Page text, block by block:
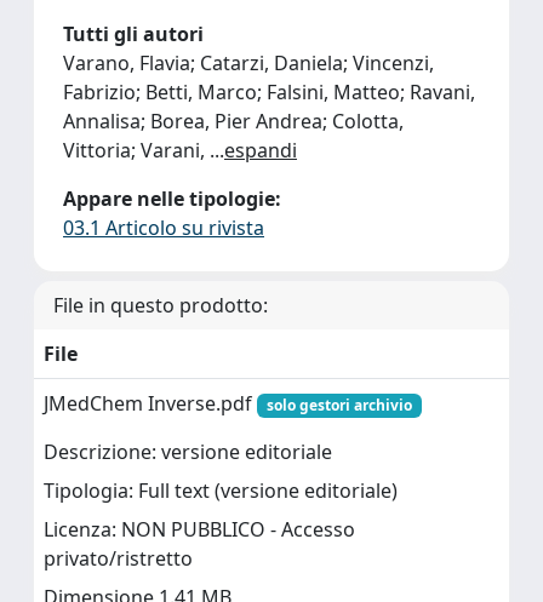
Tutti gli autori
Varano, Flavia; Catarzi, Daniela; Vincenzi,
Fabrizio; Betti, Marco; Falsini, Matteo; Ravani,
Annalisa; Borea, Pier Andrea; Colotta,
Vittoria; Varani, ...espandi
Appare nelle tipologie:
03.1 Articolo su rivista
File in questo prodotto:
File
JMedChem Inverse.pdf
solo gestori archivio
Descrizione: versione editoriale
Tipologia: Full text (versione editoriale)
Licenza: NON PUBBLICO - Accesso
privato/ristretto